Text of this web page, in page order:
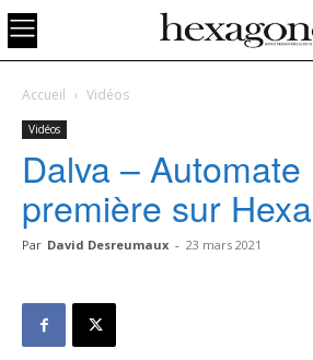
Accueil Vidéos
Vidéos
Dalva –
première sur
Par David Desreumaux - 23 mars 2021